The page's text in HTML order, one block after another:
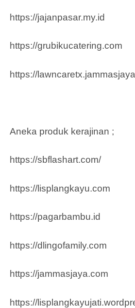
https://jajanpasar.my.id
https://grubikucatering.com
https://
Aneka produk kerajinan ;
https://sbflashart.com/
https://lisplangkayu.com
https://pagarbambu.id
https://dlingofamily.com
https://jammasjaya.com
https://